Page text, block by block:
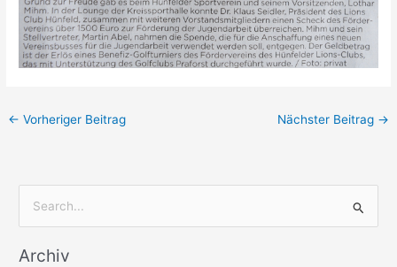
← Vorheriger Beitrag Nächster Beitrag →
c
Archiv